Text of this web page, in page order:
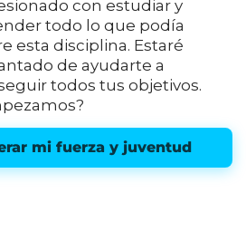
con estudiar y
todo lo que podía
esta disciplina. Estaré
de ayudarte a
todos tus objetivos.
mi fuerza y juventud